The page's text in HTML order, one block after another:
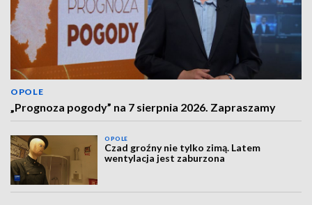
OPOLE
„Prognoza pogody” na 7 sierpnia 2026. Zapraszamy
OPOLE
Czad groźny nie tylko zimą. Latem
wentylacja jest zaburzona